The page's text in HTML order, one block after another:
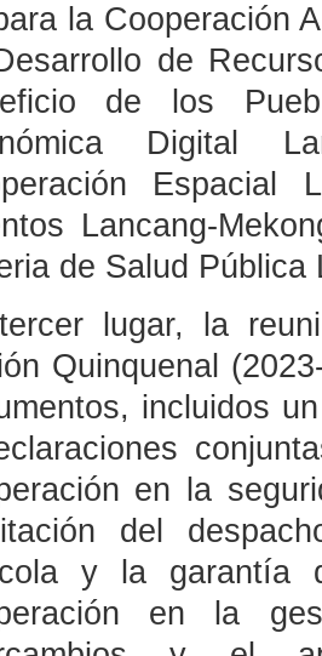
la Cooperación
de
de los
Digital
Espacial
Lancang-
de Salud Pública
lugar, la
Quinquenal
incluidos
en la
del
y la garantía
en la